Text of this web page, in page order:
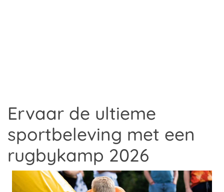
Ervaar de ultieme
sportbeleving met een
rugbykamp 2026